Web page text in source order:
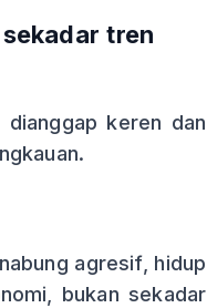
tren
keren dan
agresif, hidup
bukan sekadar